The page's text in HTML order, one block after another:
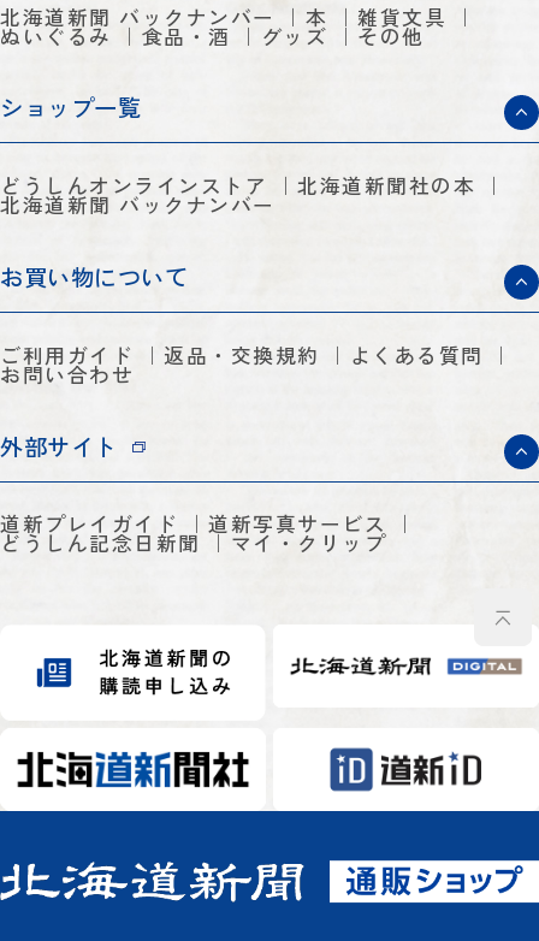
北海道新聞 バックナンバー 本 雑貨文具
ぬいぐるみ 食品・酒 グッズ その他
ショップ一覧
どうしんオンラインストア 北海道新聞社の本
北海道新聞 バックナンバー
お買い物について
ご利用ガイド 返品・交換規約 よくある質問
お問い合わせ
外部サイト
道新プレイガイド 道新写真サービス
どうしん記念日新聞 マイ・クリップ